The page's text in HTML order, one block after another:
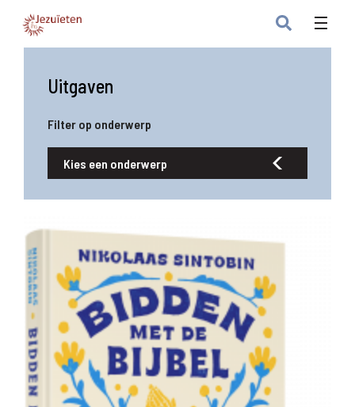
Uitgaven
Filter op onderwerp
Kies een onderwerp